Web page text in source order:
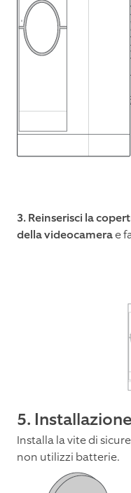
3. Reinserisci la
della videocamerae
5.
Installa la vite di
non utilizzi batterie.